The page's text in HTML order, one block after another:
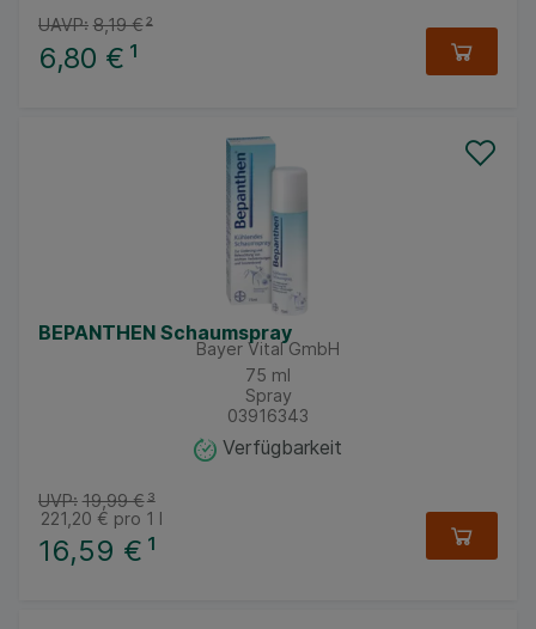
6,80 € ¹
UAVP: 8,19 €²
BEPANTHEN Schaumspray
Bayer Vital GmbH
75 ml
Spray
03916343
Verfügbarkeit
16,59 € ¹
UVP: 19,99 €³
221,20 € pro 1 l